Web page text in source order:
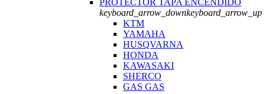
PROTECTOR TAPA ENCENDIDO
keyboard_arrow_downkeyboard_arrow_up
KTM
YAMAHA
HUSQVARNA
HONDA
KAWASAKI
SHERCO
GAS GAS